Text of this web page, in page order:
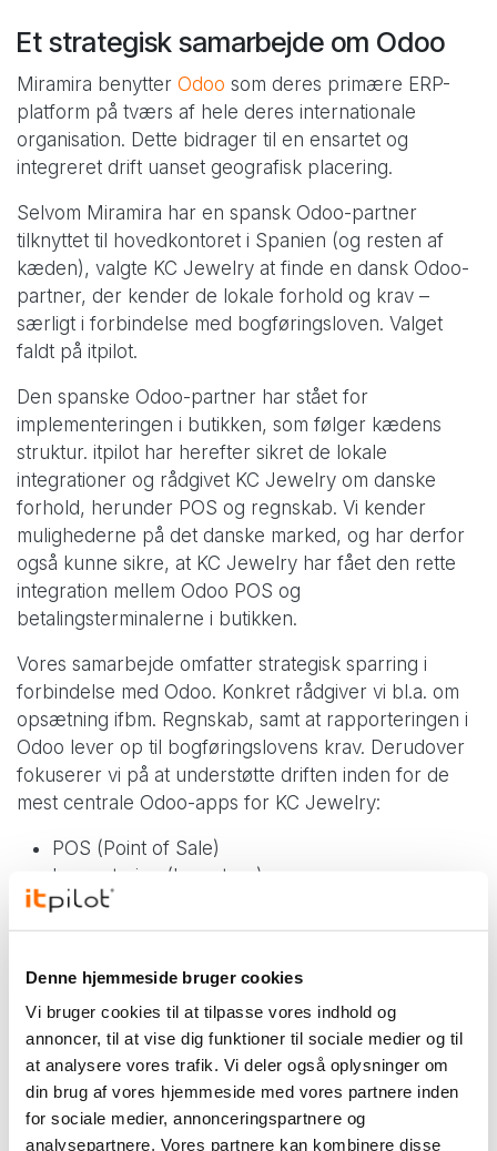
Denne hjemmeside bruger cookies
Vi bruger cookies til at tilpasse vores indhold og
annoncer, til at vise dig funktioner til sociale medier og til
at analysere vores trafik. Vi deler også oplysninger om
din brug af vores hjemmeside med vores partnere inden
for sociale medier, annonceringspartnere og
analysepartnere. Vores partnere kan kombinere disse
Et strategisk samarbejde om Odoo
Miramira benytter Odoo som deres primære ERP-
platform på tværs af hele deres internationale
organisation. Dette bidrager til en ensartet og
integreret drift uanset geografisk placering.
Selvom Miramira har en spansk Odoo-partner
tilknyttet til hovedkontoret i Spanien (og resten af
kæden), valgte KC Jewelry at finde en dansk Odoo-
partner, der kender de lokale forhold og krav –
særligt i forbindelse med bogføringsloven. Valget
faldt på itpilot.
Den spanske Odoo-partner har stået for
implementeringen i butikken, som følger kædens
struktur. itpilot har herefter sikret de lokale
integrationer og rådgivet KC Jewelry om danske
forhold, herunder POS og regnskab. Vi kender
mulighederne på det danske marked, og har derfor
også kunne sikre, at KC Jewelry har fået den rette
integration mellem Odoo POS og
betalingsterminalerne i butikken.
Vores samarbejde omfatter strategisk sparring i
forbindelse med Odoo. Konkret rådgiver vi bl.a. om
opsætning ifbm. Regnskab, samt at rapporteringen i
Odoo lever op til bogføringslovens krav. Derudover
fokuserer vi på at understøtte driften inden for de
mest centrale Odoo-apps for KC Jewelry:
POS (Point of Sale)
Lagerstyring (Inventory)
Regnskab (Accounting)
Vores strategi for Miramira i Danmark har fra
start omfattet både en markant fysisk
tilstedeværelse i København og en robust digital
infrastruktur. Derfor har det også været vigtigt
for os at finde en partner, der ikke kun er dygtig
til Odoo, men som også kan give os strategisk